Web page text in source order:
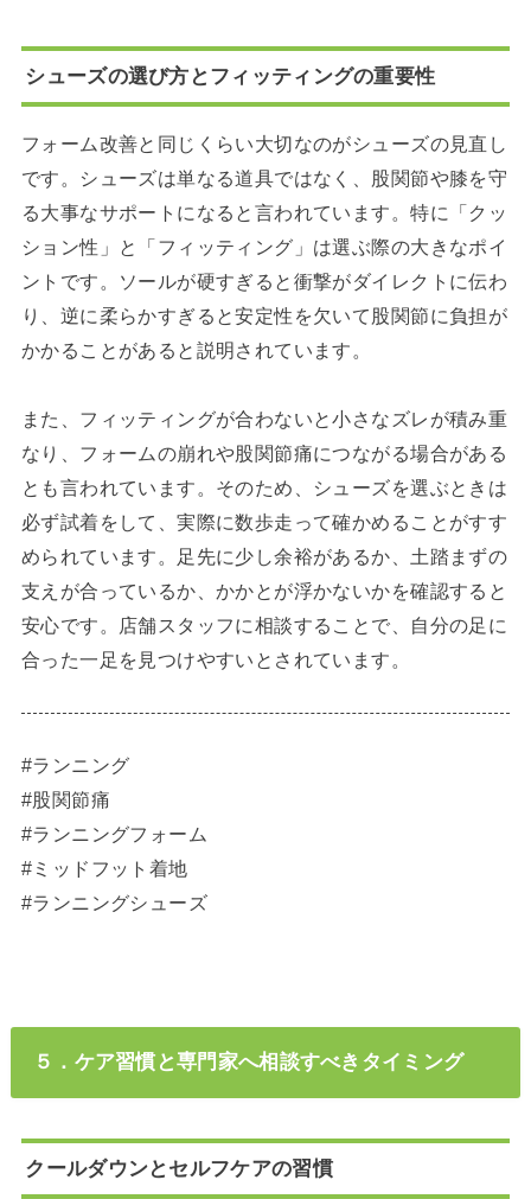
シューズの選び方とフィッティングの重要性
フォーム改善と同じくらい大切なのがシューズの見直し
です。シューズは単なる道具ではなく、股関節や膝を守
る大事なサポートになると言われています。特に「クッ
ション性」と「フィッティング」は選ぶ際の大きなポイ
ントです。ソールが硬すぎると衝撃がダイレクトに伝わ
り、逆に柔らかすぎると安定性を欠いて股関節に負担が
かかることがあると説明されています。
また、フィッティングが合わないと小さなズレが積み重
なり、フォームの崩れや股関節痛につながる場合がある
とも言われています。そのため、シューズを選ぶときは
必ず試着をして、実際に数歩走って確かめることがすす
められています。足先に少し余裕があるか、土踏まずの
支えが合っているか、かかとが浮かないかを確認すると
安心です。店舗スタッフに相談することで、自分の足に
合った一足を見つけやすいとされています。
#ランニング
#股関節痛
#ランニングフォーム
#ミッドフット着地
#ランニングシューズ
５．ケア習慣と専門家へ相談すべきタイミング
クールダウンとセルフケアの習慣